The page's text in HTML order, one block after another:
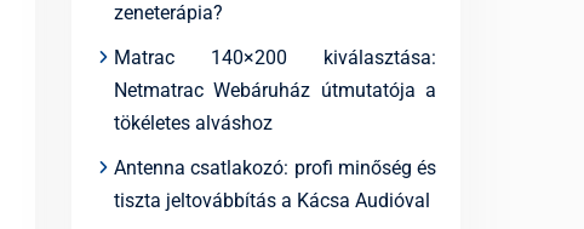
zeneterápia?
Matrac 140×200 kiválasztása:
Netmatrac Webáruház útmutatója a
tökéletes alváshoz
Antenna csatlakozó: profi minőség és
tiszta jeltovábbítás a Kácsa Audióval